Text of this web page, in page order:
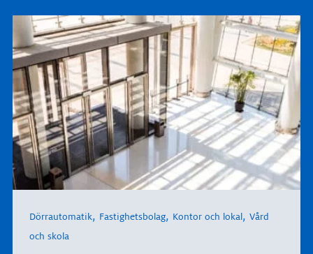
Dörrautomatik, Fastighetsbolag, Kontor och lokal, Vård
och skola